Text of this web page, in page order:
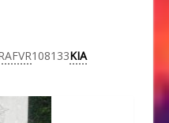
108133KIA